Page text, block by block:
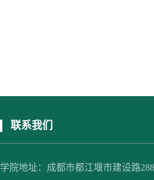
联系我们
学院地址：成都市都江堰市建设路